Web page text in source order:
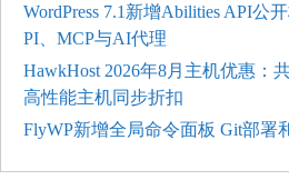
WordPress 7.1新增Abilities API公
PI、MCP与AI代理
HawkHost 2026年8月主机优惠：
高性能主机同步折扣
FlyWP新增全局命令面板 Git部署